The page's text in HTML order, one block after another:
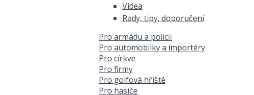
Videa
Rady, tipy, doporučení
Pro armádu a policii
Pro automobilky a importéry
Pro církve
Pro firmy
Pro golfová hřiště
Pro hasiče